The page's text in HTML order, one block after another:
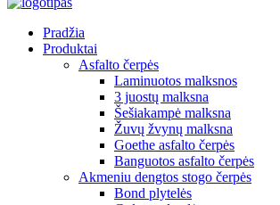
Pradžia
Produktai
Asfalto čerpės
Laminuotos malksnos
3 juostų malksna
Šešiakampė malksna
Žuvų žvynų malksna
Goethe asfalto čerpės
Banguotos asfalto čerpės
Akmeniu dengtos stogo čerpės
Bond plytelės